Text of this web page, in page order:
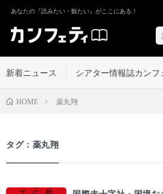
あなたの『読みたい・観たい』がここにある！
新着ニュース シアター情報誌カンフ
HOME 薬丸翔
タグ：薬丸翔